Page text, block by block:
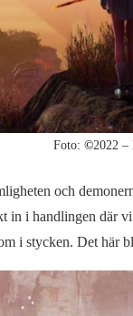
Foto: ©2022 –
och
in i handlingen där
i stycken. Det här